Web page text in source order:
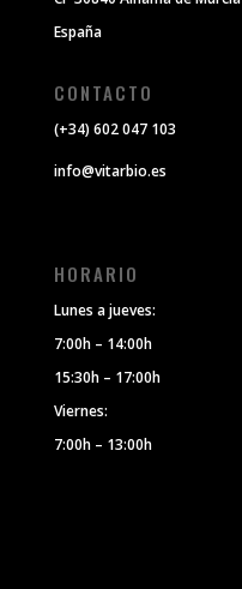
España
CONTACTO
(+34) 602 047 103
info@vitarbio.es
HORARIO
Lunes a jueves:
7:00h – 14:00h
15:30h – 17:00h
Viernes:
7:00h – 13:00h